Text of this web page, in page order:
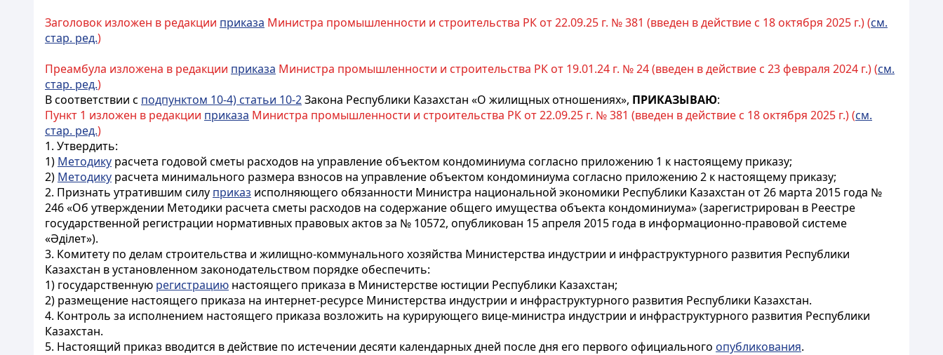
Заголовок изложен в редакции приказа Министра промышленности и строительства РК от 22.09.25 г. № 381 (введен в действие с 18 октября 2025 г.) (см.
стар. ред.)
Преамбула изложена в редакции приказа Министра промышленности и строительства РК от 19.01.24 г. № 24 (введен в действие с 23 февраля 2024 г.) (см.
стар. ред.)
В соответствии с подпунктом 10-4) статьи 10-2Закона Республики Казахстан «О жилищных отношениях», ПРИКАЗЫВАЮ:
Пункт 1 изложен в редакции приказа Министра промышленности и строительства РК от 22.09.25 г. № 381 (введен в действие с 18 октября 2025 г.) (см.
стар. ред.)
1. Утвердить:
1) Методику расчета годовой сметы расходов на управление объектом кондоминиума согласно приложению 1 к настоящему приказу;
2) Методику расчета минимального размера взносов на управление объектом кондоминиума согласно приложению 2 к настоящему приказу;
2. Признать утратившим силу приказ исполняющего обязанности Министра национальной экономики Республики Казахстан от 26 марта 2015 года №
246 «Об утверждении Методики расчета сметы расходов на содержание общего имущества объекта кондоминиума» (зарегистрирован в Реестре
государственной регистрации нормативных правовых актов за № 10572, опубликован 15 апреля 2015 года в информационно-правовой системе
«Әділет»).
3. Комитету по делам строительства и жилищно-коммунального хозяйства Министерства индустрии и инфраструктурного развития Республики
Казахстан в установленном законодательством порядке обеспечить:
1) государственную регистрацию настоящего приказа в Министерстве юстиции Республики Казахстан;
2) размещение настоящего приказа на интернет-ресурсе Министерства индустрии и инфраструктурного развития Республики Казахстан.
4. Контроль за исполнением настоящего приказа возложить на курирующего вице-министра индустрии и инфраструктурного развития Республики
Казахстан.
5. Настоящий приказ вводится в действие по истечении десяти календарных дней после дня его первого официального опубликования.